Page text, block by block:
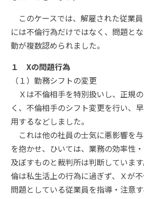
このケースでは、解雇された従業員
には不倫行為だけではなく、問題と
動が複数認められました。
１ Xの問題行為
（１）勤務シフトの変更
Ｘは不倫相手を特別扱いし、正規
く、不倫相手のシフト変更を行い、
用するなどしました。
これは他の社員の士気に悪影響を
を抱かせ、ひいては、業務の効率性
及ぼすものと裁判所は判断していま
倫は私生活上の行為に過ぎず、Ｘが
問題としている従業員を指導・注意